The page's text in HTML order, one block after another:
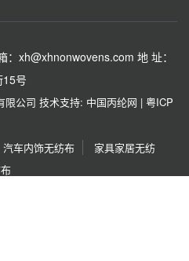
：xh@xhnonwovens.com 地 址：
号
限公司 技术支持: 中国丙纶网 | 粤ICP
汽车内饰无纺布
家具家居无纺